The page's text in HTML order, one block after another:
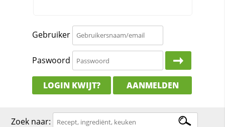
Gebruiker
Paswoord
LOGIN KWIJT? AANMELDEN
Zoek naar: